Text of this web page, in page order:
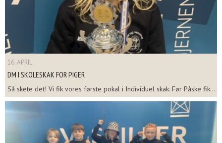
16. APRIL
DM I SKOLESKAK FOR PIGER
Så skete det! Vi fik vores første pokal i Individuel skak. Før Påske fik...